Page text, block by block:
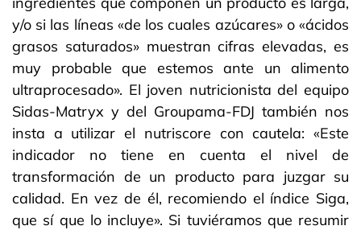
y/o si las líneas «de los cuales azúcares» o «ácidos
grasos saturados» muestran cifras elevadas, es
muy probable que estemos ante un alimento
ultraprocesado». El joven nutricionista del equipo
Sidas-Matryx y del Groupama-FDJ también nos
insta a utilizar el nutriscore con cautela: «Este
indicador no tiene en cuenta el nivel de
transformación de un producto para juzgar su
calidad. En vez de él, recomiendo el índice Siga,
que sí que lo incluye». Si tuviéramos que resumir